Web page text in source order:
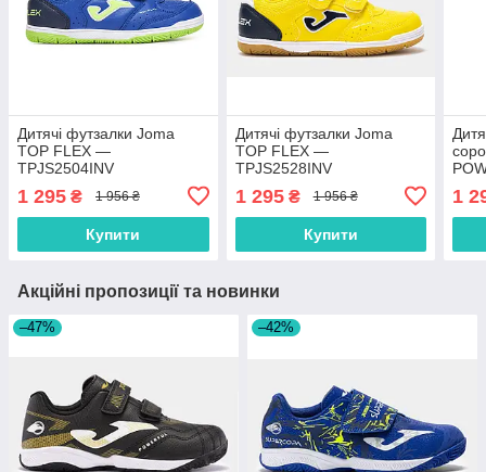
Дитячі футзалки Joma
TOP FLEX —
TPJS2504INV
1 295 ₴ 1 956 ₴
Купити
Дитячі футзалки Joma
TOP FLEX —
TPJS2528INV
1 295₴ 1 956 ₴
Купити
1
Акційні пропозиції та новинки
–47% –42%